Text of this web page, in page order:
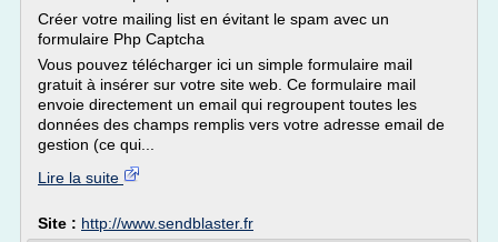
Créer votre mailing list en évitant le spam avec un
formulaire Php Captcha
Vous pouvez télécharger ici un simple formulaire mail
gratuit à insérer sur votre site web. Ce formulaire mail
envoie directement un email qui regroupent toutes les
données des champs remplis vers votre adresse email de
gestion (ce qui...
Lire la suite
Site : http://www.sendblaster.fr